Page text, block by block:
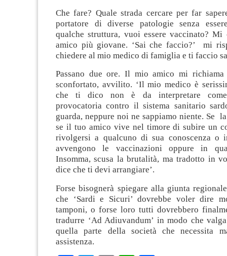
Che fare? Quale strada cercare per far
portatore di diverse patologie senza
qualche struttura, vuoi essere vaccinato?
amico più giovane. ‘Sai che faccio?’ mi
chiedere al mio medico di famiglia e ti faccio
Passano due ore. Il mio amico mi
sconfortato, avvilito. ‘Il mio medico è
che ti dico non è da interpretare
provocatoria contro il sistema sanitario
guarda, neppure noi ne sappiamo niente. Se
se il tuo amico vive nel timore di subire un
rivolgersi a qualcuno di sua conoscenza o
avvengono le vaccinazioni oppure in
Insomma, scusa la brutalità, ma tradotto in
dice che ti devi arrangiare’.
Forse bisognerà spiegare alla giunta
che ‘Sardi e Sicuri’ dovrebbe voler dire
tamponi, o forse loro tutti dovrebbero
tradurre ‘Ad Adiuvandum’ in modo che
quella parte della società che necessita
assistenza.